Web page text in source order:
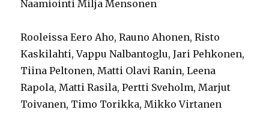
Naamiointi Milja Mensonen
Rooleissa Eero Aho, Rauno Ahonen, Risto
Kaskilahti, Vappu Nalbantoglu, Jari Pehkonen,
Tiina Peltonen, Matti Olavi Ranin, Leena
Rapola, Matti Rasila, Pertti Sveholm, Marjut
Toivanen, Timo Torikka, Mikko Virtanen